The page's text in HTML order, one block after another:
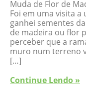
Muda de Flor de
Foi em uma visita a
ganhei sementes
de madeira ou flor
perceber que a
muro num terreno
[…]
Continue Lendo »